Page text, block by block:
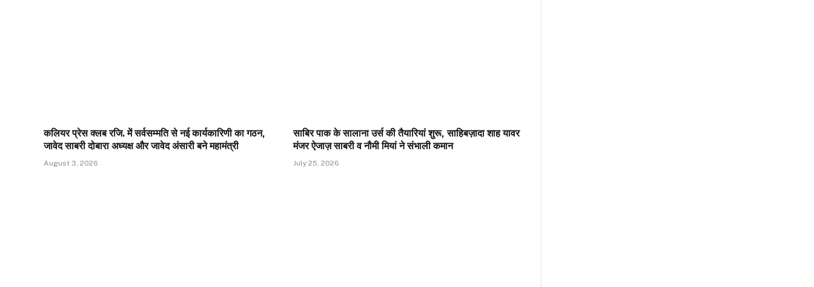
कलियर प्रेस क्लब रजि. में सर्वसम्मति से नई कार्यकारिणी का गठन,
जावेद साबरी दोबारा अध्यक्ष और जावेद अंसारी बने महामंत्री
August 3, 2026
साबिर पाक के सालाना उर्स की तैयारियां शुरू, साहिबज़ादा शाह यावर
मंजर ऐजाज़ साबरी व नौमी मियां ने संभाली कमान
July 25, 2026